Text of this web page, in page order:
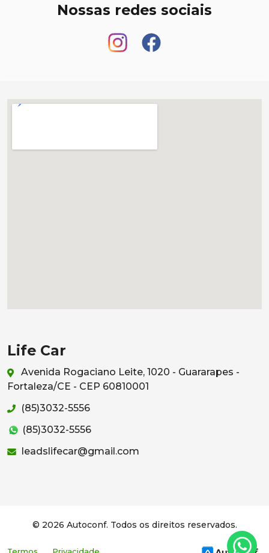
Nossas redes sociais
Life Car
Avenida Rogaciano Leite, 1020 - Guararapes -
Fortaleza/CE - CEP 60810001
(85)3032-5556
(85)3032-5556
leadslifecar@gmail.com
© 2026 Autoconf. Todos os direitos reservados.